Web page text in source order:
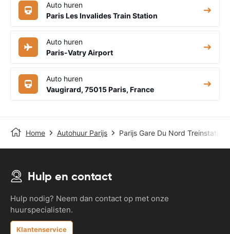
Auto huren
Paris Les Invalides Train Station
Auto huren
Paris-Vatry Airport
Auto huren
Vaugirard, 75015 Paris, France
Home Autohuur Parijs Parijs Gare Du Nord Treinstation
Hulp en contact
Hulp nodig? Neem dan contact op met onze
huurspecialisten.
Klantenservice